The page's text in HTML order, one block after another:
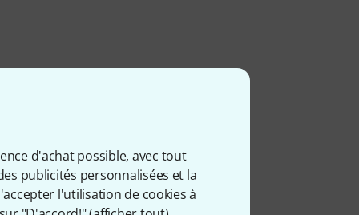
d'achat possible, avec tout
publicités personnalisées et la
l'utilisation de cookies à